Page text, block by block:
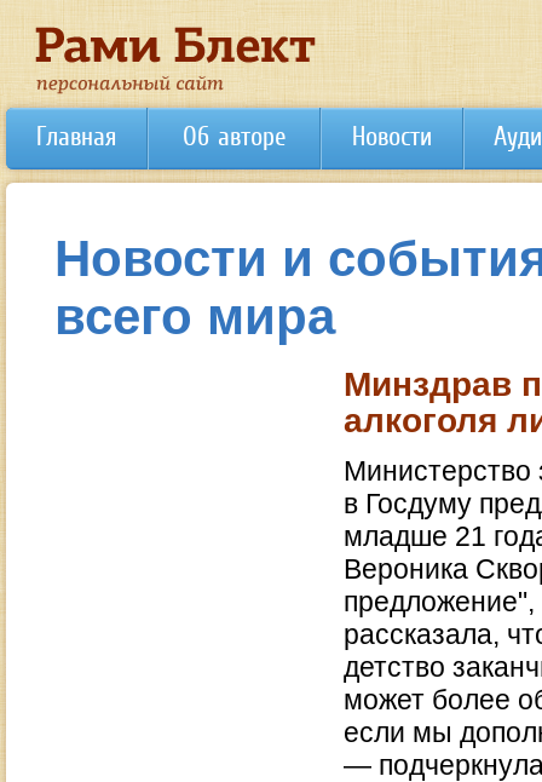
Главная Об авторе Новости
Новости и
всего мира
Минздрав
алкоголя
в Госдуму
младше 21
Вероника
рассказала,
детство
может более
если мы
—